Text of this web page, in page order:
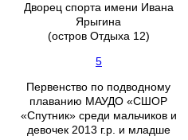
Дворец спорта имени Ивана
Ярыгина
(остров Отдыха 12)
5
Первенство по подводному
плаванию МАУДО «СШОР
«Спутник» среди мальчиков и
девочек 2013 г.р. и младше